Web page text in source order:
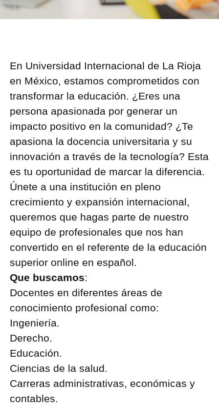
En Universidad Internacional de La Rioja
en México, estamos comprometidos con
transformar la educación. ¿Eres una
persona apasionada por generar un
impacto positivo en la comunidad? ¿Te
apasiona la docencia universitaria y su
innovación a través de la tecnología? Esta
es tu oportunidad de marcar la diferencia.
Únete a una institución en pleno
crecimiento y expansión internacional,
queremos que hagas parte de nuestro
equipo de profesionales que nos han
convertido en el referente de la educación
superior online en español.
Que buscamos:
Docentes en diferentes áreas de
conocimiento profesional como:
Ingeniería.
Derecho.
Educación.
Ciencias de la salud.
Carreras administrativas, económicas y
contables.